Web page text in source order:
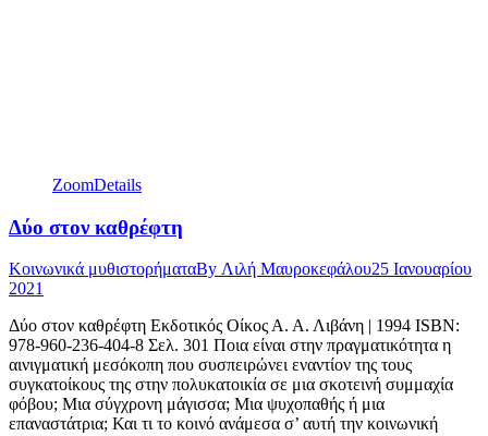
ZoomDetails
Δύο στον καθρέφτη
Κοινωνικά μυθιστορήματαBy Λιλή Μαυροκεφάλου25 Ιανουαρίου
2021
Δύο στον καθρέφτη Εκδοτικός Οίκος Α. Α. Λιβάνη | 1994 ISBN:
978-960-236-404-8 Σελ. 301 Ποια είναι στην πραγματικότητα η
αινιγματική μεσόκοπη που συσπειρώνει εναντίον της τους
συγκατοίκους της στην πολυκατοικία σε μια σκοτεινή συμμαχία
φόβου; Μια σύγχρονη μάγισσα; Μια ψυχοπαθής ή μια
επαναστάτρια; Και τι το κοινό ανάμεσα σ’ αυτή την κοινωνική